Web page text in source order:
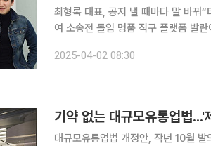
최형록 대표, 공지 낼 때마다 말 바꿔
여 소송전 돌입 명품 직구 플랫폼 발란이 기업회생절차(법정관리)를 신청하면서 입점 판매자들의 불
전망이 나온다. 2일 유통업
2025-04-02 08:30
기약 없는 대규모유통업법
대규모유통업법 개정안, 작년 10월